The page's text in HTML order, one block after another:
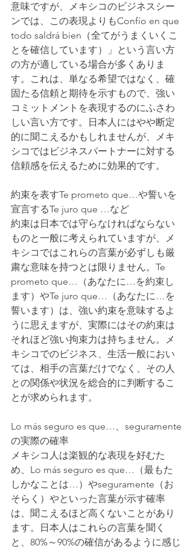
意味ですが、メキシコのビジネスシー
ンでは、この表現よりもConfío en que
todo saldrá bien（全てがうまくいくこ
とを確信しています）」という言い方
の方が適している場合が多くありま
す。これは、単なる希望ではなく、確
固たる信頼と期待を示すもので、強い
コミットメントを表現するのにふさわ
しい言い方です。日本人にはやや断定
的に聞こえるかもしれませんが、メキ
シコではビジネスパートナーに対する
信頼感を伝えるために効果的です。
約束を表すTe prometo que…や誓いを
宣言するTe juro que …など
約束は日本では守らなければならない
ものと一般に考えられていますが、メ
キシコではこれらの言葉が必ずしも厳
粛な意味を持つとは限りません。Te
prometo que…（あなたに…を約束し
ます）やTe juro que…（あなたに…を
誓います）は、強い約束を意味するよ
うに思えますが、実際にはその約束は
それほど強い拘束力は持ちません。メ
キシコでのビジネス、生活一般におい
ては、相手の言葉だけでなく、その人
との関係や状況を総合的に判断するこ
とが求められます。
Lo más seguro es que…、seguramente
の実際の確率
メキシコ人は楽観的な表現を好むた
め、Lo más seguro es que…（最もた
しかなことは…）やseguramente（お
そらく）やといった言葉が示す確率
は、聞こえるほど高くないことがあり
ます。日本人はこれらの言葉を聞く
と、80%～90%の確信があるように感じ